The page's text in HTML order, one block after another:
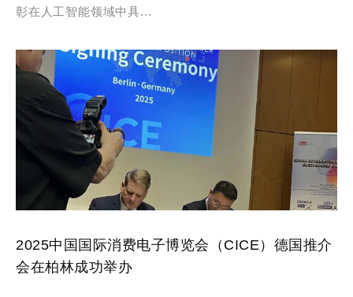
彰在人工智能领域中具...
2025中国国际消费电子博览会（CICE）德国推介
会在柏林成功举办